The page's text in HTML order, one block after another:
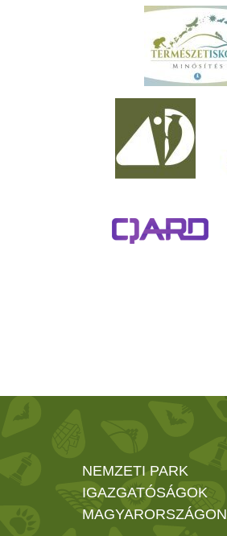
NEMZETI PARK
IGAZGATÓSÁGOK
MAGYARORSZÁGON